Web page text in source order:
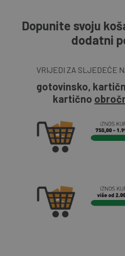
Dopunite svoju
dodatni
VRIJEDI ZA SLJEDEĆE
gotovinsko,
kartično